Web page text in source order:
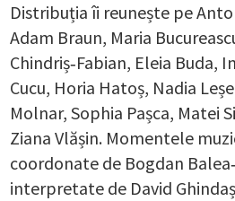
Distribuția îi reunește pe
Adam Braun, Maria
Chindriș‑Fabian, Eleia Buda,
Cucu, Horia Hatoș, Nadia
Molnar, Sophia Pașca, Matei
Ziana Vlășin. Momentele
coordonate de Bogdan
interpretate de David